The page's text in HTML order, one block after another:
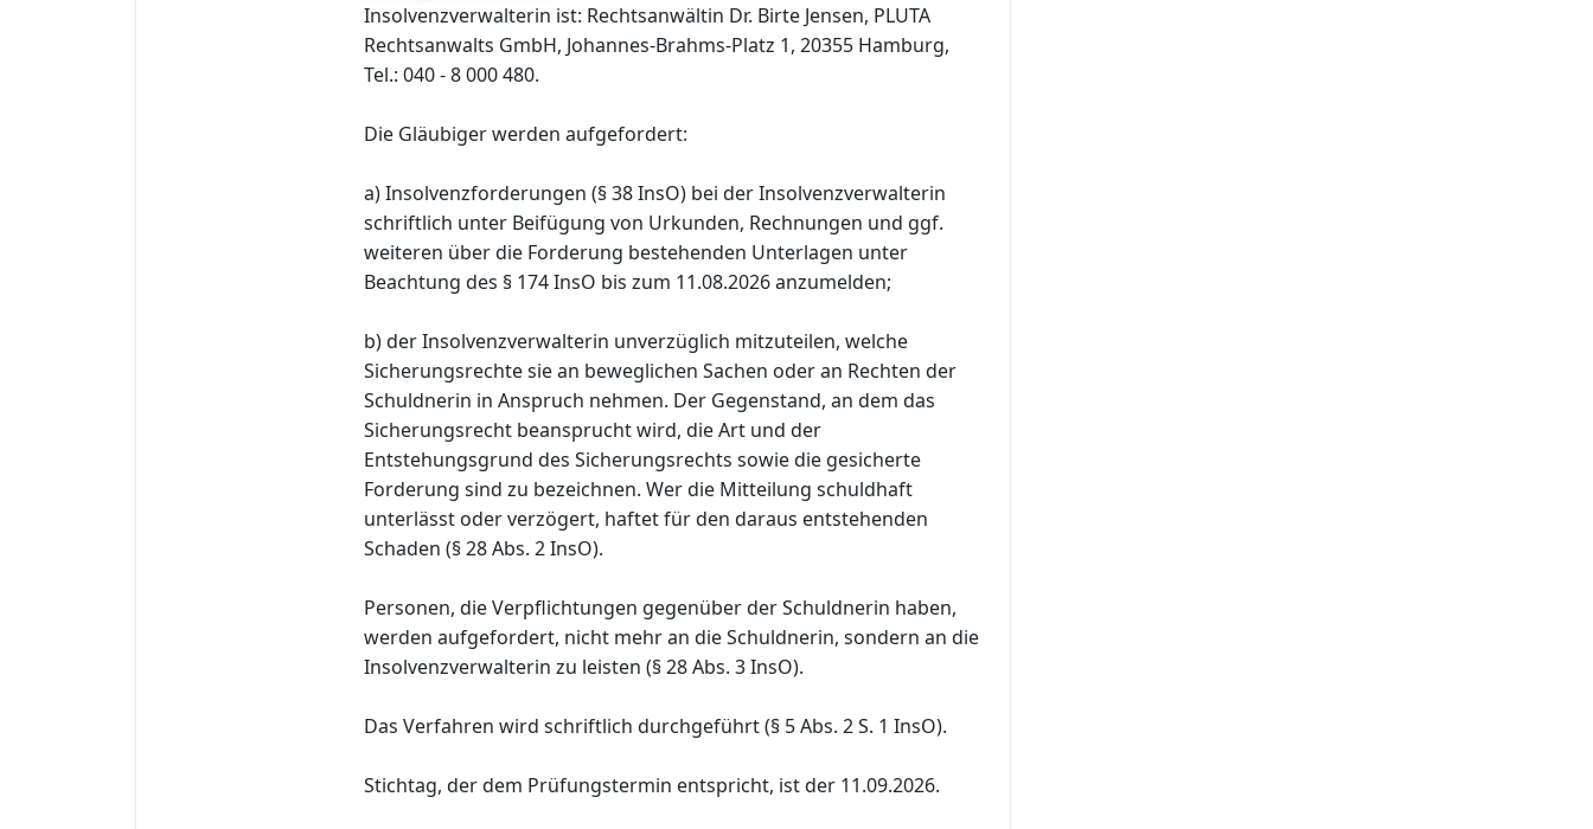
Insolvenzverwalterin ist: Rechtsanwältin Dr. Birte Jensen, PLUTA
Rechtsanwalts GmbH, Johannes-Brahms-Platz 1, 20355 Hamburg,
Tel.: 040 - 8 000 480.
Die Gläubiger werden aufgefordert:
a) Insolvenzforderungen (§ 38 InsO) bei der Insolvenzverwalterin
schriftlich unter Beifügung von Urkunden, Rechnungen und ggf.
weiteren über die Forderung bestehenden Unterlagen unter
Beachtung des § 174 InsO bis zum 11.08.2026 anzumelden;
b) der Insolvenzverwalterin unverzüglich mitzuteilen, welche
Sicherungsrechte sie an beweglichen Sachen oder an Rechten der
Schuldnerin in Anspruch nehmen. Der Gegenstand, an dem das
Sicherungsrecht beansprucht wird, die Art und der
Entstehungsgrund des Sicherungsrechts sowie die gesicherte
Forderung sind zu bezeichnen. Wer die Mitteilung schuldhaft
unterlässt oder verzögert, haftet für den daraus entstehenden
Schaden (§ 28 Abs. 2 InsO).
Personen, die Verpflichtungen gegenüber der Schuldnerin haben,
werden aufgefordert, nicht mehr an die Schuldnerin, sondern an die
Insolvenzverwalterin zu leisten (§ 28 Abs. 3 InsO).
Das Verfahren wird schriftlich durchgeführt (§ 5 Abs. 2 S. 1 InsO).
Stichtag, der dem Prüfungstermin entspricht, ist der 11.09.2026.